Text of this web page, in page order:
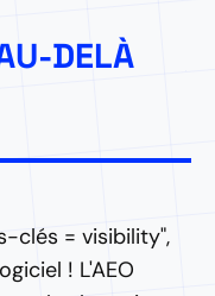
DELÀ
clés = visibility",
! L'AEO